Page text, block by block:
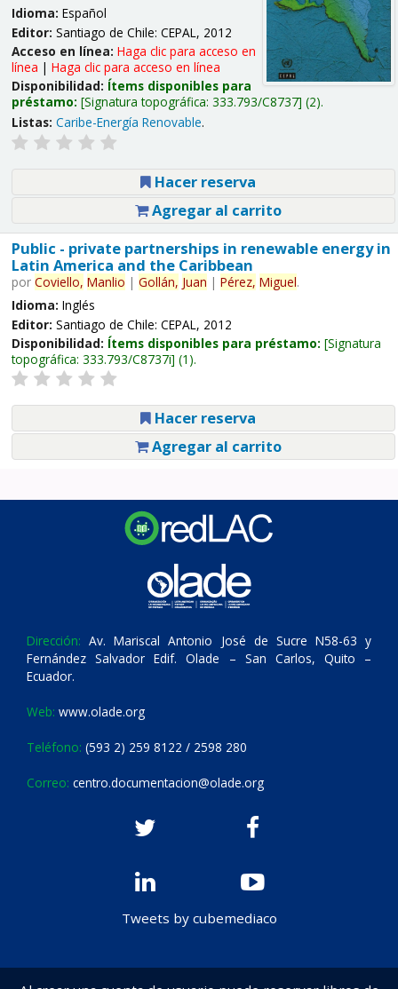
Idioma: Español
Editor: Santiago de Chile: CEPAL, 2012
Acceso en línea: Haga clic para acceso en
línea | Haga clic para acceso en línea
Disponibilidad: Ítems disponibles para
préstamo: Signatura topográfica: 333.793/C8737 (2).
Listas: Caribe-Energía Renovable.
Hacer reserva
Agregar al carrito
Public - private partnerships in renewable energy in
Latin America and the Caribbean
por Coviello, Manlio | Gollán, Juan | Pérez, Miguel.
Idioma: Inglés
Editor: Santiago de Chile: CEPAL, 2012
Disponibilidad: Ítems disponibles para préstamo: Signatura
topográfica: 333.793/C8737i (1).
Hacer reserva
Agregar al carrito
Dirección: Av. Mariscal Antonio José de Sucre N58-63 y
Fernández Salvador Edif. Olade – San Carlos, Quito –
Ecuador.
Web: www.olade.org
Teléfono: (593 2) 259 8122 / 2598 280
Correo: centro.documentacion@olade.org
Tweets by cubemediaco